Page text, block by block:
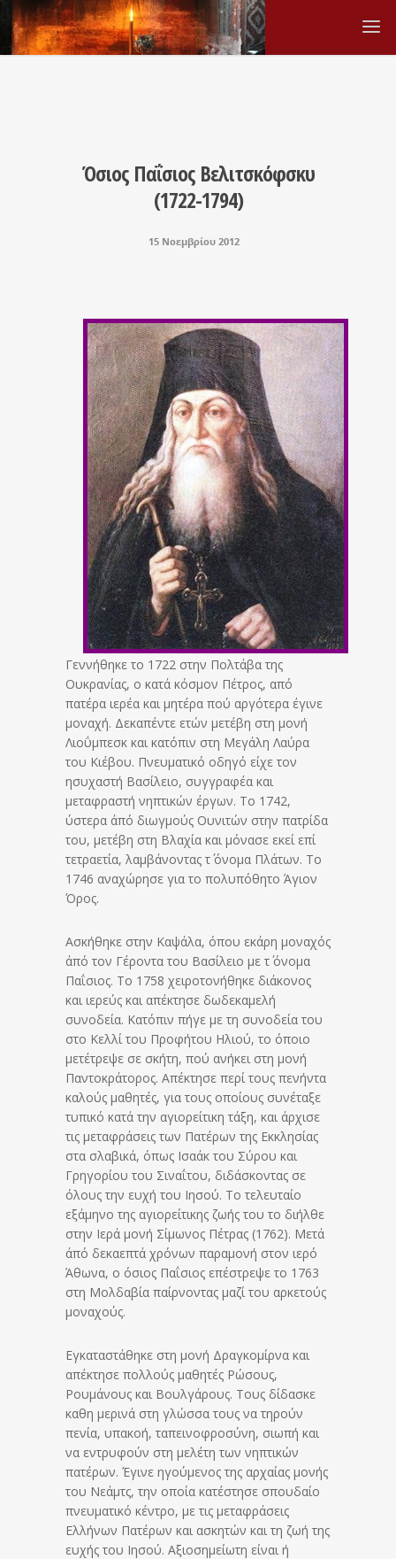
Όσιος Παΐσιος Βελιτσκόφσκυ
(1722-1794)
15 Νοεμβρίου 2012
Γεννήθηκε το 1722 στην Πολτάβα της
Ουκρανίας, ο κατά κόσμον Πέτρος, από
πατέρα ιερέα και μητέρα πού αργότερα έγινε
μοναχή. Δεκαπέντε ετών μετέβη στη μονή
Λιοΰμπεσκ και κατόπιν στη Μεγάλη Λαύρα
του Κιέβου. Πνευματικό οδηγό είχε τον
ησυχαστή Βασίλειο, συγγραφέα και
μεταφραστή νηπτικών έργων. Το 1742,
ύστερα άπό διωγμούς Ουνιτών στην πατρίδα
του, μετέβη στη Βλαχία και μόνασε εκεί επί
τετραετία, λαμβάνοντας τ΄ όνομα Πλάτων. Το
1746 αναχώρησε για το πολυπόθητο Άγιον
Όρος.
Ασκήθηκε στην Καψάλα, όπου εκάρη μοναχός
άπό τον Γέροντα του Βασίλειο με τ΄ όνομα
Παΐσιος. Το 1758 χειροτονήθηκε διάκονος
και ιερεύς και απέκτησε δωδεκαμελή
συνοδεία. Κατόπιν πήγε με τη συνοδεία του
στο Κελλί του Προφήτου Ηλιού, το όποιο
μετέτρεψε σε σκήτη, πού ανήκει στη μονή
Παντοκράτορος. Απέκτησε περί τους πενήντα
καλούς μαθητές, για τους οποίους συνέταξε
τυπικό κατά την αγιορείτικη τάξη, και άρχισε
τις μεταφράσεις των Πατέρων της Εκκλησίας
στα σλαβικά, όπως Ισαάκ του Σύρου και
Γρηγορίου του Σιναΐτου, διδάσκοντας σε
όλους την ευχή του Ιησού. Το τελευταίο
εξάμηνο της αγιορείτικης ζωής του το διήλθε
στην Ιερά μονή Σίμωνος Πέτρας (1762). Μετά
άπό δεκαεπτά χρόνων παραμονή στον ιερό
Άθωνα, ο όσιος Παΐσιος επέστρεψε το 1763
στη Μολδαβία παίρνοντας μαζί του αρκετούς
μοναχούς.
Εγκαταστάθηκε στη μονή Δραγκομίρνα και
απέκτησε πολλούς μαθητές Ρώσους,
Ρουμάνους και Βουλγάρους. Τους δίδασκε
καθη μερινά στη γλώσσα τους να τηρούν
πενία, υπακοή, ταπεινοφροσύνη, σιωπή και
να εντρυφούν στη μελέτη των νηπτικών
πατέρων. Έγινε ηγούμενος της αρχαίας μονής
του Νεάμτς, την οποία κατέστησε σπουδαίο
πνευματικό κέντρο, με τις μεταφράσεις
Ελλήνων Πατέρων και ασκητών και τη ζωή της
ευχής του Ιησού. Αξιοσημείωτη είναι ή